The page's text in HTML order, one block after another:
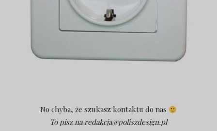
No chyba, że szukasz kontaktu do nas
To pisz naredakcja@poliszdesign.pl